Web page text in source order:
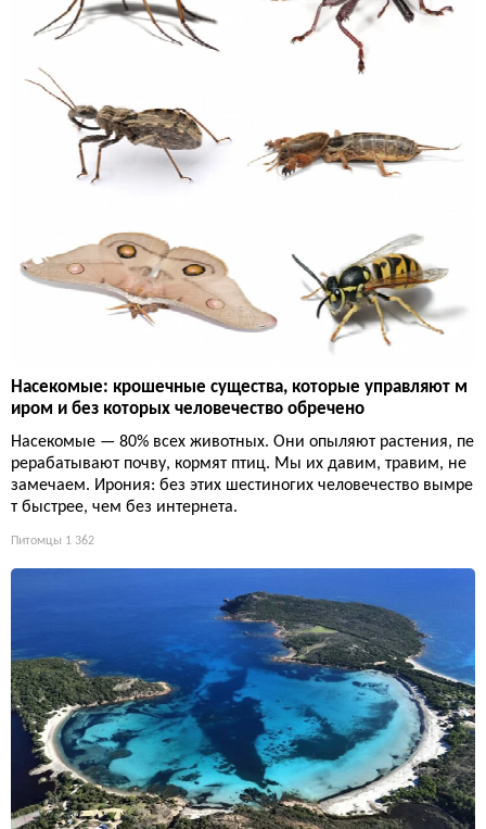
Насекомые: крошечные существа, которые управляют м
иром и без которых человечество обречено
Насекомые — 80% всех животных. Они опыляют растения, пе
рерабатывают почву, кормят птиц. Мы их давим, травим, не
замечаем. Ирония: без этих шестиногих человечество вымре
т быстрее, чем без интернета.
Питомцы 1 362